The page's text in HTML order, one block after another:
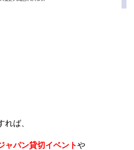
ば、
ャパン貸切イベントや